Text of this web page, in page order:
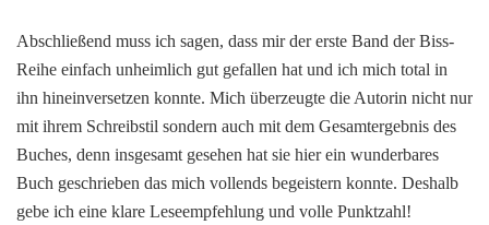
Abschließend muss ich sagen, dass mir der erste Band der Biss-
Reihe einfach unheimlich gut gefallen hat und ich mich total in
ihn hineinversetzen konnte. Mich überzeugte die Autorin nicht nur
mit ihrem Schreibstil sondern auch mit dem Gesamtergebnis des
Buches, denn insgesamt gesehen hat sie hier ein wunderbares
Buch geschrieben das mich vollends begeistern konnte. Deshalb
gebe ich eine klare Leseempfehlung und volle Punktzahl!